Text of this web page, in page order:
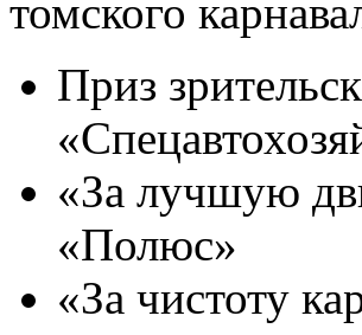
томского
Приз
«За лучшую
«Полюс»
«За чистоту